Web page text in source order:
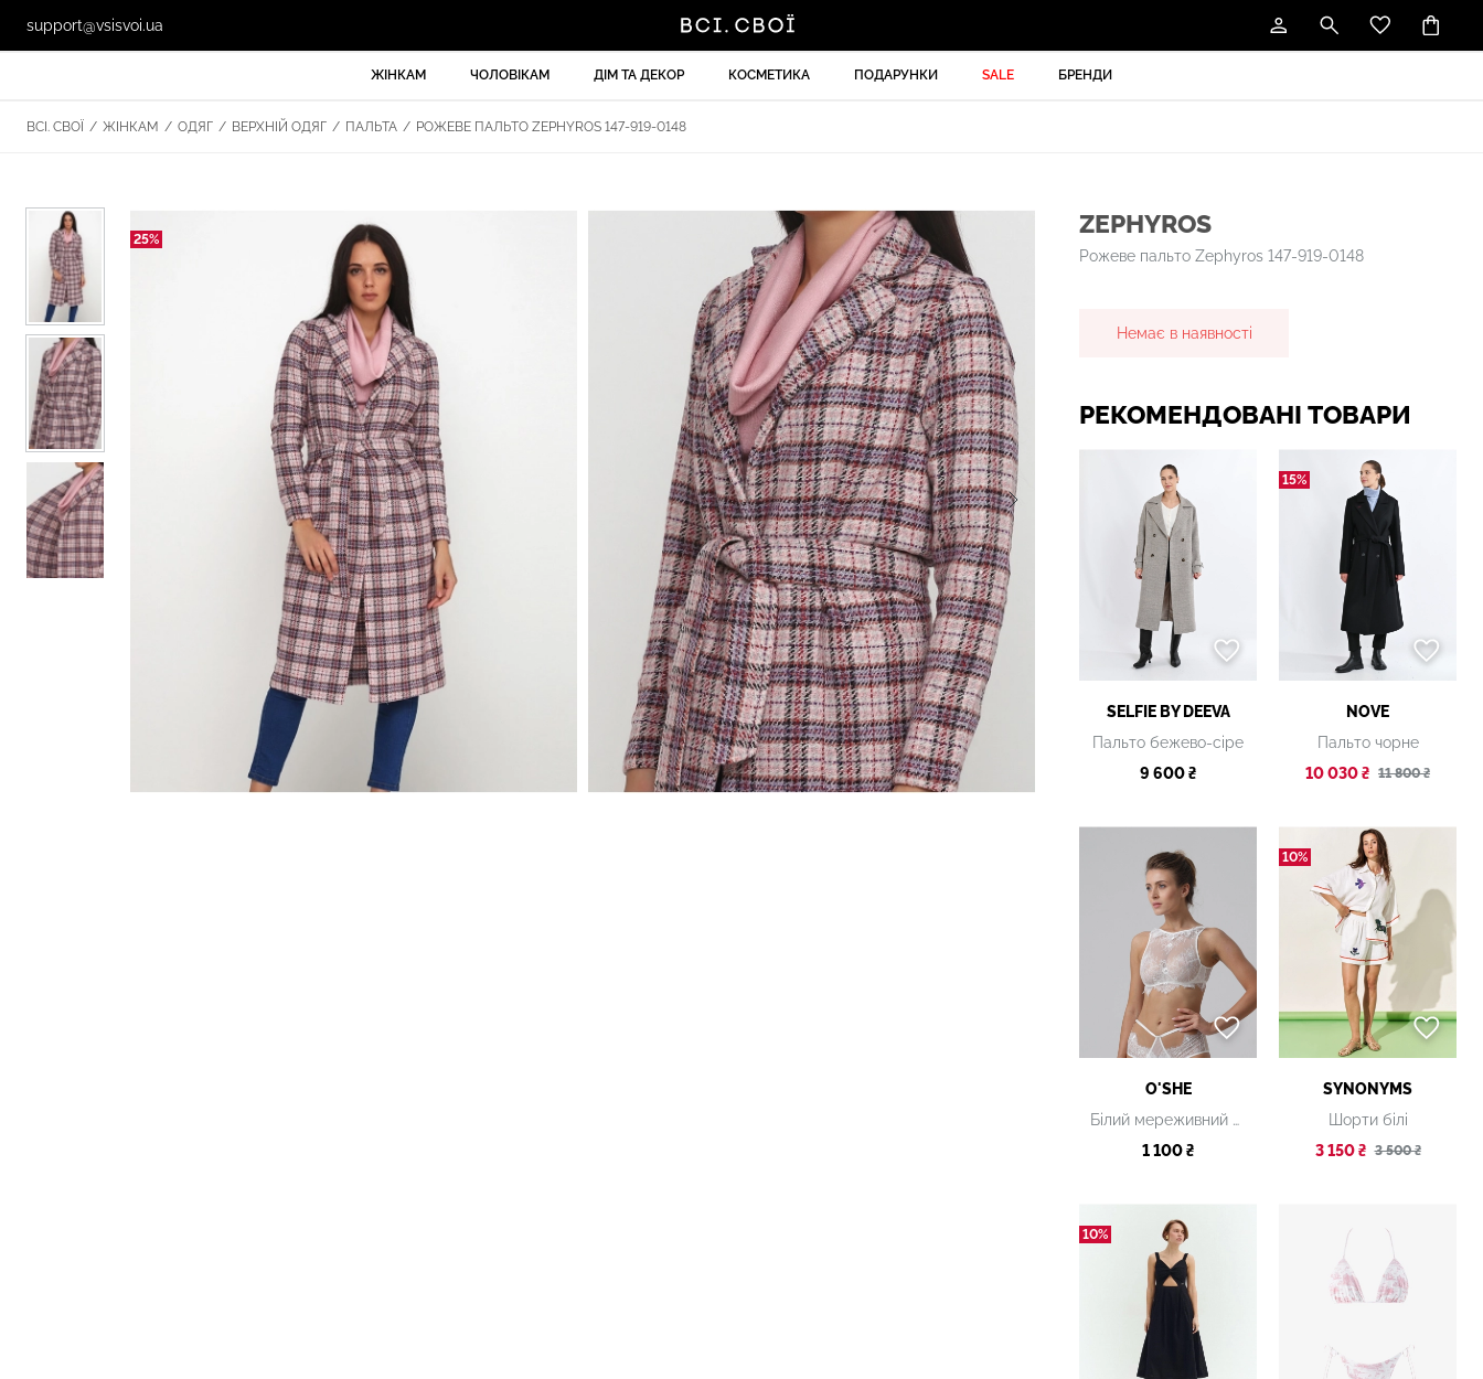
support@vsisvoi.ua
ЖІНКАМ ЧОЛОВІКАМ ДІМ ТА ДЕКОР КОСМЕТИКА ПОДАРУНКИ SALE БРЕНДИ
ВСІ. СВОЇ / ЖІНКАМ / ОДЯГ / ВЕРХНІЙ ОДЯГ / ПАЛЬТА / РОЖЕВЕ ПАЛЬТО ZEPHYROS 147-919-0148
25%
ZEPHYROS
Рожеве пальто Zephyros 147-919-0148
Немає в наявності
РЕКОМЕНДОВАНІ ТОВАРИ
SELFIE BY DEEVA
Пальто бежево-сіре
9 600 ₴
15%
NOVE
Пальто чорне
10 030 ₴ 11 800 ₴
O'SHE
Білий мереживний бюстгальтер
1 100 ₴
10%
SYNONYMS
Шорти білі
3 150 ₴ 3 500 ₴
10%